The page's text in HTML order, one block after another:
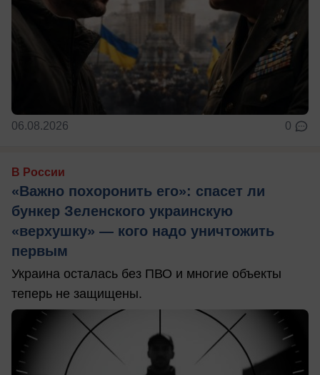
06.08.2026 0
В России
«Важно похоронить его»: спасет ли
бункер Зеленского украинскую
«верхушку» — кого надо уничтожить
первым
Украина осталась без ПВО и многие объекты
теперь не защищены.